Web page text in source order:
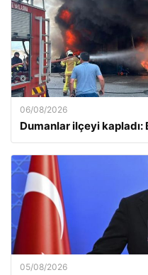
06/08/2026
Dumanlar ilçeyi kapladı:
05/08/2026